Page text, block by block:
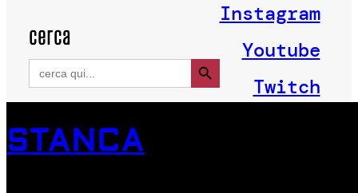
cerca
Search
for:
Search Button
Instagram
Youtube
Twitch
STANCA